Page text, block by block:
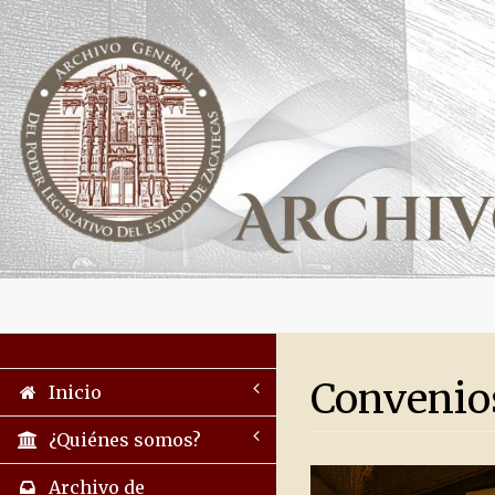
Inicio
¿Quiénes somos?
Archivo de